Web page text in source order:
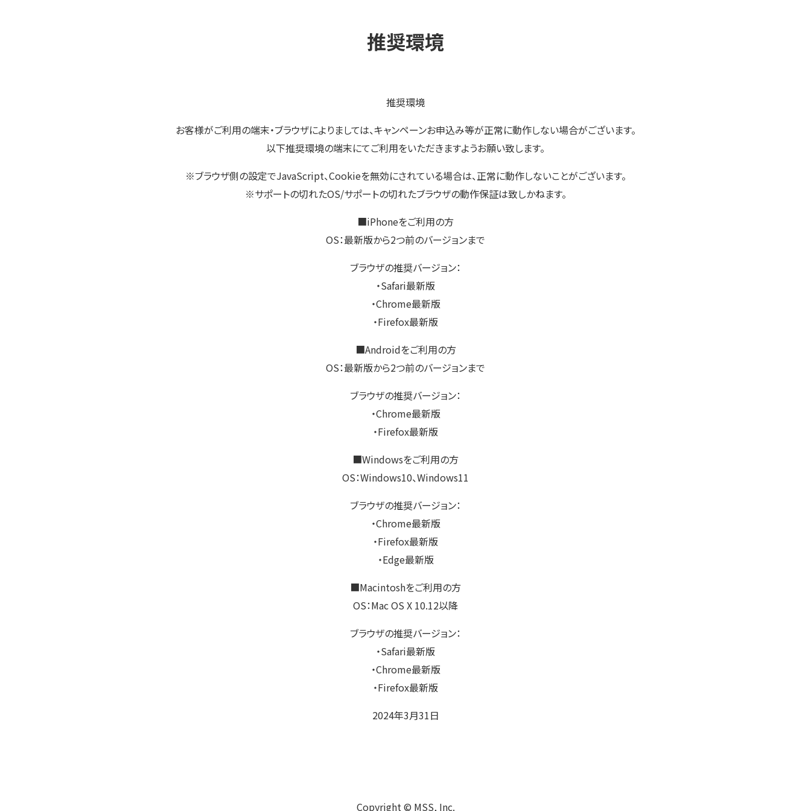
推奨環境
推奨環境
お客様がご利用の端末・ブラウザによりましては、キャンペーンお申込み等が正常に動作しない場合がございます。
以下推奨環境の端末にてご利用をいただきますようお願い致します。
※ブラウザ側の設定でJavaScript、Cookieを無効にされている場合は、正常に動作しないことがございます。
※サポートの切れたOS/サポートの切れたブラウザの動作保証は致しかねます。
■iPhoneをご利用の方
OS：最新版から2つ前のバージョンまで
ブラウザの推奨バージョン：
・Safari最新版
・Chrome最新版
・Firefox最新版
■Androidをご利用の方
OS：最新版から2つ前のバージョンまで
ブラウザの推奨バージョン：
・Chrome最新版
・Firefox最新版
■Windowsをご利用の方
OS：Windows10、Windows11
ブラウザの推奨バージョン：
・Chrome最新版
・Firefox最新版
・Edge最新版
■Macintoshをご利用の方
OS：Mac OS X 10.12以降
ブラウザの推奨バージョン：
・Safari最新版
・Chrome最新版
・Firefox最新版
2024年3月31日
Copyright © MSS, Inc.